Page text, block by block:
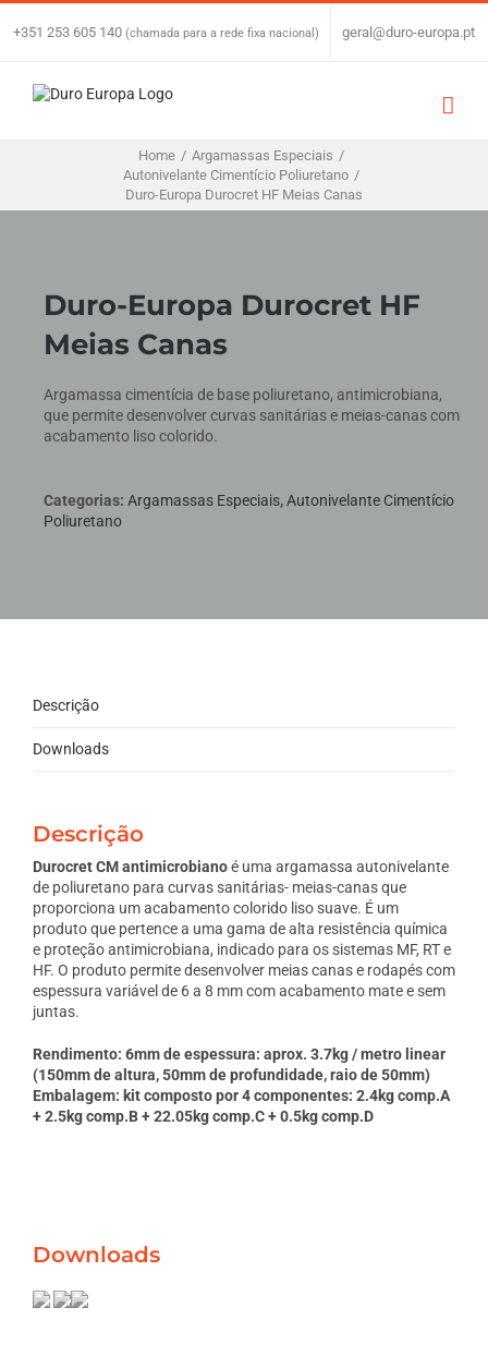
Skip
+351 253 605 140 (chamada para a rede fixa nacional) geral@duro-europa.pt
Home / Argamassas Especiais /
Autonivelante Cimentício Poliuretano /
Duro-Europa Durocret HF Meias Canas
Duro-Europa Durocret HF
Meias Canas
Argamassa cimentícia de base poliuretano, antimicrobiana,
que permite desenvolver curvas sanitárias e meias-canas com
acabamento liso colorido.
Categorias: Argamassas Especiais,Autonivelante Cimentício
Poliuretano
Descrição
Downloads
Descrição
Durocret CM antimicrobianoé uma argamassa autonivelante
de poliuretano para curvas sanitárias- meias-canas que
proporciona um acabamento colorido liso suave. É um
produto que pertence a uma gama de alta resistência química
e proteção antimicrobiana, indicado para os sistemas MF, RT e
HF. O produto permite desenvolver meias canas e rodapés com
espessura variável de 6 a 8 mm com acabamento mate e sem
juntas.
Rendimento: 6mm de espessura: aprox. 3.7kg / metro linear
(150mm de altura, 50mm de profundidade, raio de 50mm)
Embalagem: kit composto por 4 componentes: 2.4kg comp.A
+ 2.5kg comp.B + 22.05kg comp.C + 0.5kg comp.D
Downloads